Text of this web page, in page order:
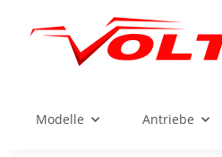
Modelle Antriebe